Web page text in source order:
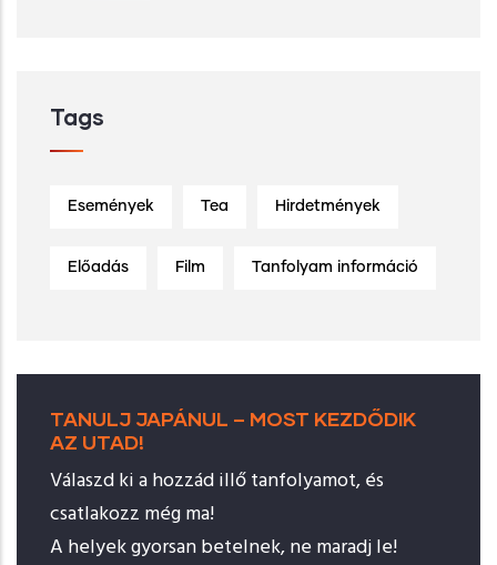
Tags
Események Tea Hirdetmények
Előadás Film Tanfolyam információ
TANULJ JAPÁNUL – MOST KEZDŐDIK
AZ UTAD!
Válaszd ki a hozzád illő tanfolyamot, és
csatlakozz még ma!
A helyek gyorsan betelnek, ne maradj le!